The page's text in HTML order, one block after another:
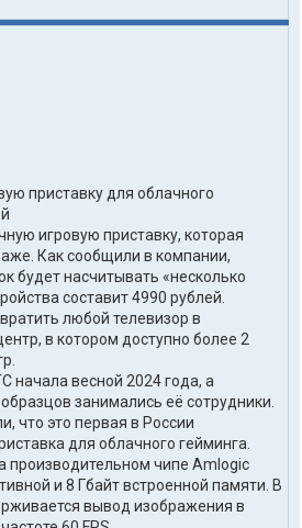
приставку для облачного
игровую приставку, которая
Как сообщили в компании,
будет насчитывать «несколько
составит 4990 рублей.
любой телевизор в
в котором доступно более 2
начала весной 2024 года, а
занимались её сотрудники.
что это первая в России
для облачного гейминга.
производительном чипе Amlogic
и 8 Гбайт встроенной памяти. В
вывод изображения в